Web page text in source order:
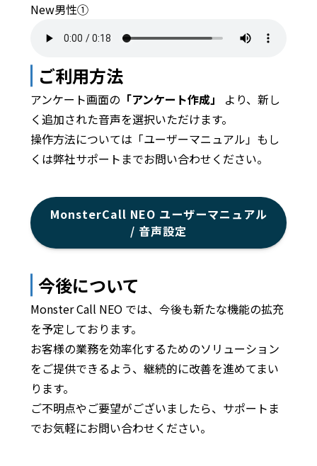
New男性①
ご利用方法
アンケート画面の 「アンケート作成」
より、新し
く追加された音声を選択いただけます。
操作方法については「ユーザーマニュアル」もし
くは弊社サポートまでお問い合わせください。
MonsterCall NEO ユーザーマニュアル
/ 音声設定
今後について
Monster Call NEO では、今後も新たな機能の拡充
を予定しております。
お客様の業務を効率化するためのソリューション
をご提供できるよう、継続的に改善を進めてまい
ります。
ご不明点やご要望がございましたら、サポートま
でお気軽にお問い合わせください。